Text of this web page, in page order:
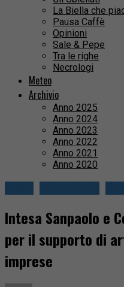
La Biella che
Pausa Caffè
Opinioni
Sale & Pepe
Tra le righe
Necrologi
Meteo
Archivio
Anno 2025
Anno 2024
Anno 2023
Anno 2022
Anno 2021
Anno 2020
Intesa Sanpaolo e
per il supporto di
imprese